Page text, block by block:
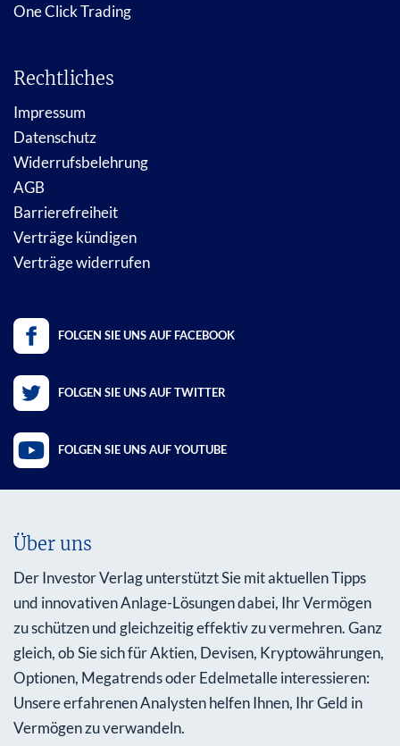
One Click Trading
Rechtliches
Impressum
Datenschutz
Widerrufsbelehrung
AGB
Barrierefreiheit
Verträge kündigen
Verträge widerrufen
FOLGEN SIE UNS AUF FACEBOOK
FOLGEN SIE UNS AUF TWITTER
FOLGEN SIE UNS AUF YOUTUBE
Über uns
Der Investor Verlag unterstützt Sie mit aktuellen Tipps
und innovativen Anlage-Lösungen dabei, Ihr Vermögen
zu schützen und gleichzeitig effektiv zu vermehren. Ganz
gleich, ob Sie sich für Aktien, Devisen, Kryptowährungen,
Optionen, Megatrends oder Edelmetalle interessieren:
Unsere erfahrenen Analysten helfen Ihnen, Ihr Geld in
Vermögen zu verwandeln.